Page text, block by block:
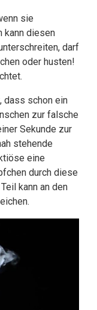
sie
kann diesen
darf
oder husten!
dass schon ein
zur falsche
Sekunde zur
stehende
eine
durch diese
kann an den